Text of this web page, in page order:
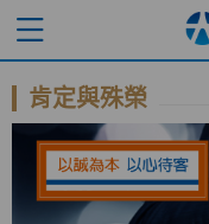
肯定與殊榮